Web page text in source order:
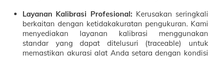
Layanan Kalibrasi Profesional: Kerusakan seringkali
berkaitan dengan ketidakakuratan pengukuran. Kami
menyediakan layanan kalibrasi menggunakan
standar yang dapat ditelusuri (traceable) untuk
memastikan akurasi alat Anda setara dengan kondisi